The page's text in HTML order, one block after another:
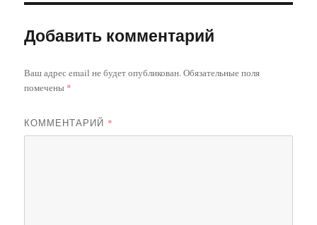
Добавить комментарий
Ваш адрес email не будет опубликован.Обязательные поля
помечены *
КОММЕНТАРИЙ *